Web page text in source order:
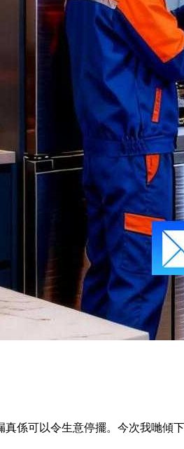
係可以令生意停擺。今次我哋